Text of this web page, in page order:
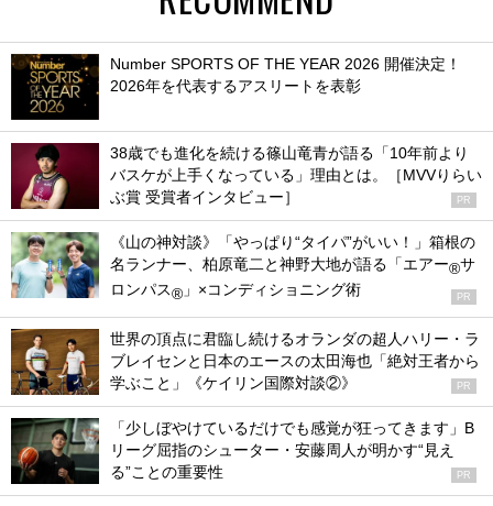
Number SPORTS OF THE YEAR 2026 開催決定！
2026年を代表するアスリートを表彰
38歳でも進化を続ける篠山竜青が語る「10年前より
バスケが上手くなっている」理由とは。［MVVりらい
ぶ賞 受賞者インタビュー］
PR
《山の神対談》「やっぱり“タイパ”がいい！」箱根の
名ランナー、柏原竜二と神野大地が語る「エアー®サ
ロンパス® 」×コンディショニング術 PR
世界の頂点に君臨し続けるオランダの超人ハリー・ラ
ブレイセンと日本のエースの太田海也「絶対王者から
学ぶこと」《ケイリン国際対談②》
PR
「少しぼやけているだけでも感覚が狂ってきます」B
リーグ屈指のシューター・安藤周人が明かす“見え
る”ことの重要性
PR